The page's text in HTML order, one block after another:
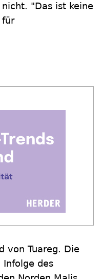
"Das ist keine
für
von Tuareg. Die
Infolge des